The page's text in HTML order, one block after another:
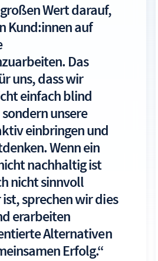
Wert darauf,
Kund:innen auf
Das
uns, dass wir
einfach blind
unsere
einbringen und
Wenn ein
nachhaltig ist
nicht sinnvoll
sprechen wir dies
erarbeiten
Alternativen
Erfolg.“